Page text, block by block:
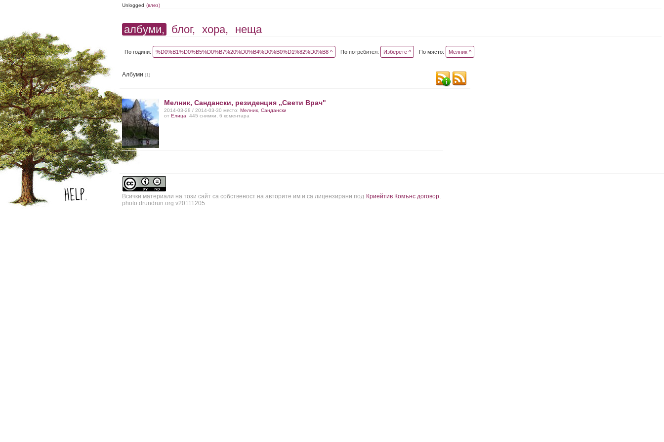
Unlogged (влез)
албуми, блог, хора, неща
По години: %D0%B1%D0%B5%D0%B7%20%D0%B4%D0%B0%D1%82%D0%B8 ^ По потребител: Изберете ^ По място: Мелник ^
Албуми (1)
Мелник, Сандански, резиденция „Свети Врач"
2014-03-28 / 2014-03-30 място: Мелник, Сандански
от Елица , 445 снимки, 6 коментара
Всички материали на този сайт са собственост на авторите им и са лицензирани под Криейтив Комънс договор.
photo.drundrun.org v20111205